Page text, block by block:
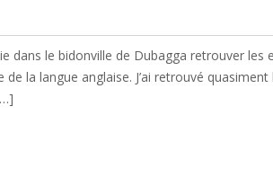
dans le bidonville de Dubagga retrouver les
la langue anglaise. J’ai retrouvé